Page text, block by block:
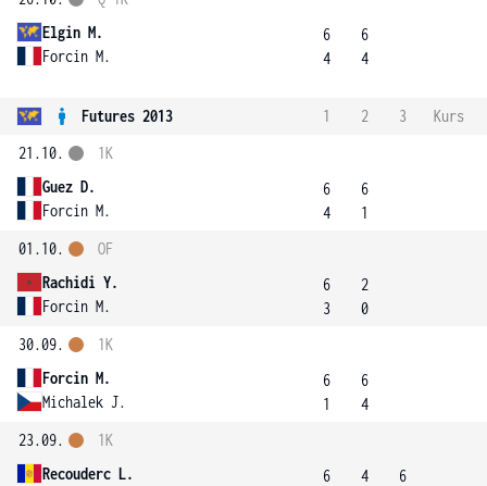
Elgin M.
Forcin M.
6
4
6
4
Futures 2013 1 2 3
Kurs
21.10.
Guez D.
Forcin M.
1K
6
4
6
1
01.10.
Rachidi Y.
Forcin M.
OF
6
3
2
0
30.09.
Forcin M.
Michalek J.
1K
6
1
6
4
23.09.
Recouderc L.
1K
6
4
6